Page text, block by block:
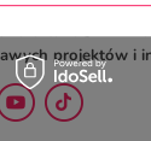
NASZE
projektów i